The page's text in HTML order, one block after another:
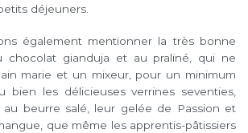
déjeuners.
également mentionner la très bonne
chocolat gianduja et au praliné, qui ne
marie et un mixeur, pour un minimum
bien les délicieuses verrines seventies,
au beurre salé, leur gelée de Passion et
que même les apprentis-pâtissiers